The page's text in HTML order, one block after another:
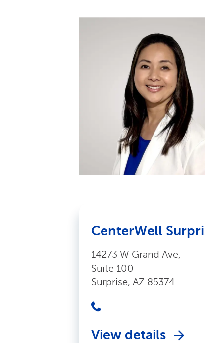
CenterWell
14273 W Grand Ave,
Suite 100
Surprise, AZ 85374
View details